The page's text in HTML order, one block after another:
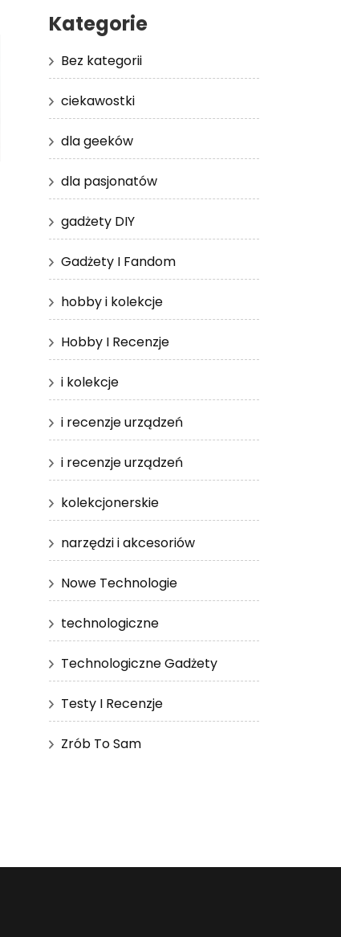
Kategorie
Bez kategorii
ciekawostki
dla geeków
dla pasjonatów
gadżety DIY
Gadżety I Fandom
hobby i kolekcje
Hobby I Recenzje
i kolekcje
i recenzje urządzeń
i recenzje urządzeń
kolekcjonerskie
narzędzi i akcesoriów
Nowe Technologie
technologiczne
Technologiczne Gadżety
Testy I Recenzje
Zrób To Sam